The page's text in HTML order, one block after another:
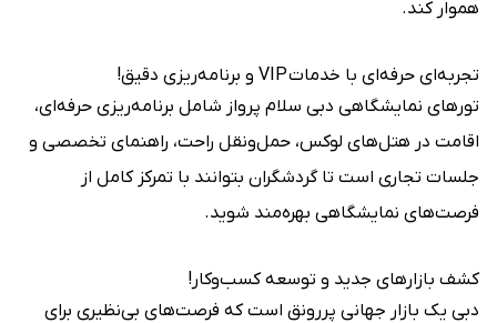
هموار کند.
تجربه‌ای حرفه‌ای با خدمات VIP و برنامه‌ریزی دقیق!
تورهای نمایشگاهی دبی سلام پرواز شامل برنامه‌ریزی حرفه‌ای،
اقامت در هتل‌های لوکس، حمل‌ونقل راحت، راهنمای تخصصی و
جلسات تجاری است تا گردشگران بتوانند با تمرکز کامل از
فرصت‌های نمایشگاهی بهره‌مند شوید.
کشف بازارهای جدید و توسعه کسب‌وکار!
دبی یک بازار جهانی پررونق است که فرصت‌های بی‌نظیری برای